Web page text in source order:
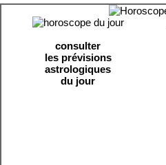
consulter
les prévisions
astrologiques
du jour